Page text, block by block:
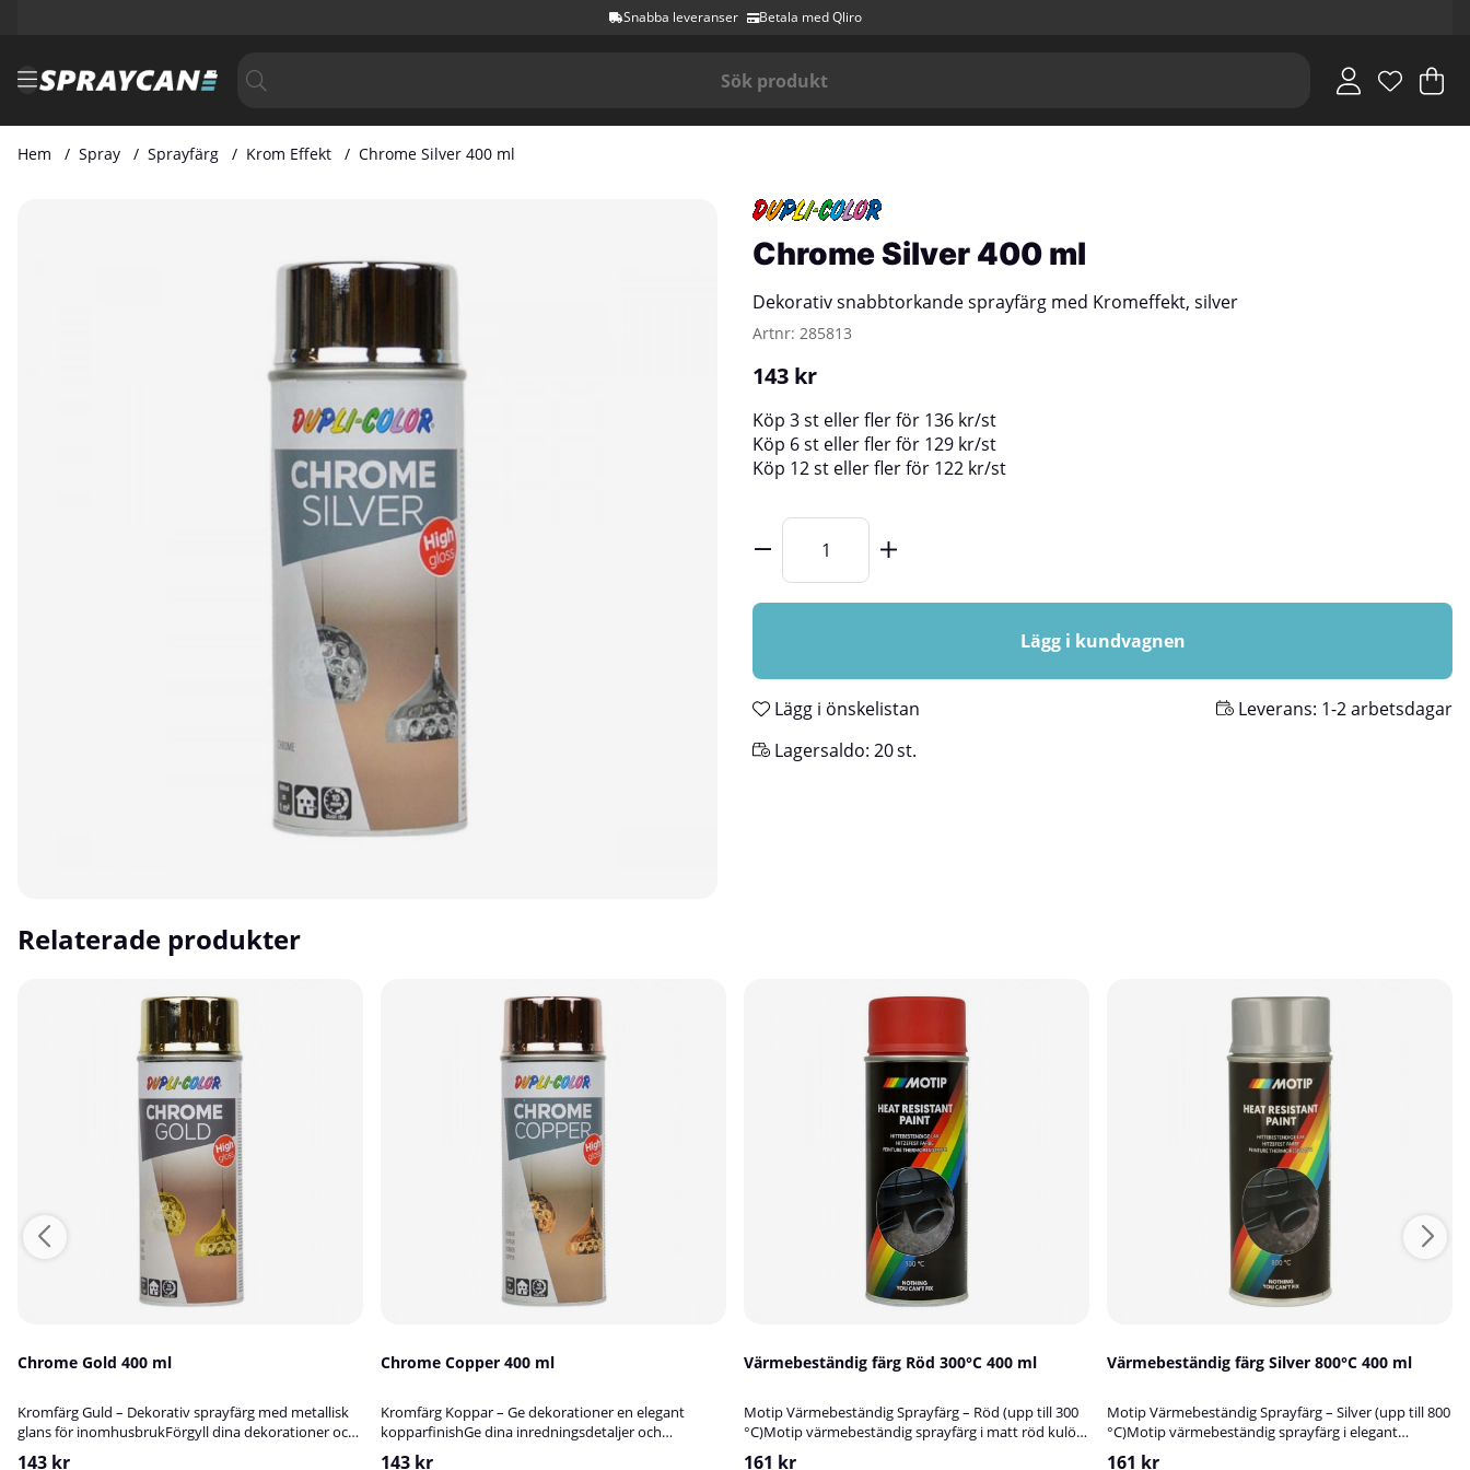
Snabba leveranser Betala med Qliro
.
Hem Spray Sprayfärg Krom Effekt Chrome Silver 400 ml
Chrome Silver 400 ml
Dekorativ snabbtorkande sprayfärg med Kromeffekt, silver
Artnr: 285813
143 kr
Köp 3 st eller fler för 136 kr/st
Köp 6 st eller fler för 129 kr/st
Köp 12 st eller fler för 122 kr/st
Lägg i kundvagnen
Lägg i önskelistan Leverans: 1-2 arbetsdagar
Lagersaldo: 20st.
Relaterade produkter
Chrome Gold 400 ml
Kromfärg Guld – Dekorativ sprayfärg med metallisk
glans för inomhusbrukFörgyll dina dekorationer och
inredningsdetaljer med en snygg, guldfärgad
143 kr
Chrome Copper 400 ml
Kromfärg Koppar – Ge dekorationer en elegant
kopparfinishGe dina inredningsdetaljer och
dekorationer en snygg koppar-touch med denna
143 kr
Värmebeständig färg Röd 300°C 400 ml
Motip Värmebeständig Sprayfärg – Röd (upp till 300
°C)Motip värmebeständig sprayfärg i matt röd kulör
är speciellt utvecklad för metallföremål som utsätts
161 kr
Värmebeständig färg Silver 800°C 400 ml
Motip Värmebeständig Sprayfärg – Silver (upp till 800
°C)Motip värmebeständig sprayfärg i elegant
silverkulör är särskilt utvecklad för metallföremål
161 kr